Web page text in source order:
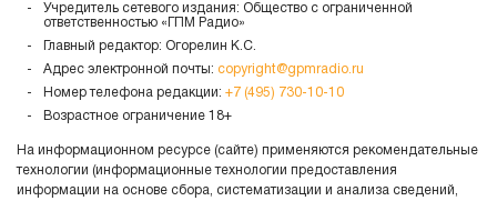
Учредитель сетевого издания: Общество с ограниченной
ответственностью «ГПМ Радио»
Главный редактор: Огорелин К.С.
Адрес электронной почты: copyright@gpmradio.ru
Номер телефона редакции: +7 (495) 730-10-10
Возрастное ограничение 18+
На информационном ресурсе (сайте) применяются рекомендательные
технологии (информационные технологии предоставления
информации на основе сбора, систематизации и анализа сведений,